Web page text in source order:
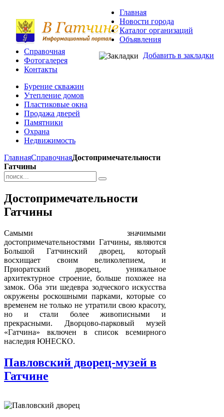
Добавить в закладки
Главная
Новости города
Каталог организаций
Объявления
Справочная
Фотогалерея
Контакты
Бурение скважин
Утепление домов
Пластиковые окна
Продажа дверей
Памятники
Охрана
Недвижимость
ГлавнаяСправочнаяДостопримечательности
Гатчины
Достопримечательности
Гатчины
Самыми значимыми
достопримечательностями Гатчины, являются
Большой Гатчинский дворец, который
восхищает своим великолепием, и
Приоратский дворец, уникальное
архитектурное строение, больше похожее на
замок. Оба эти шедевра зодческого искусства
окружены роскошными парками, которые со
временем не только не утратили свою красоту,
но и стали более живописными и
прекрасными. Дворцово-парковый музей
«Гатчина» включен в список всемирного
наследия ЮНЕСКО.
Павловский дворец-музей в
Гатчине